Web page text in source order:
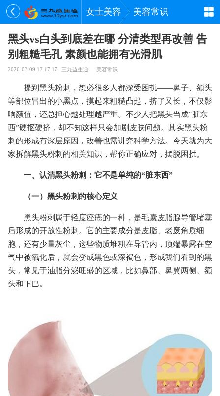
女士美容 美容常识
黑头vs白头到底差在哪 分清类型再改善 告
别粗糙毛孔 素颜也能拥有光滑肌
2026-03-09 17:17:17 三九益生通 美容常识
提到黑头粉刺，想必很多人都深受困扰——鼻子、额头
等部位冒出的小黑点，摸起来粗糙凸起，挤了又长，不仅影
响颜值，还总担心越处理越严重。不少人把黑头当成“脏东
西”硬抠硬挤，却不知这样只会加剧皮肤问题。其实黑头粉
刺的形成有深层原因，改善也需讲究科学方法。今天就为大
家拆解黑头粉刺的相关知识，帮你正确应对，摆脱困扰。
一、认清黑头粉刺：它不是单纯的“脏东西”
（一）黑头粉刺的核心定义
黑头粉刺属于轻度痤疮的一种，是毛囊皮脂腺导管堵塞
后形成的开放性粉刺。它的主要成分是皮脂、老废角质细
胞，还有少量灰尘，这些物质堆积在导管内，顶端暴露在空
气中被氧化后，就会变成黑色或深褐色，形成我们看到的黑
头，常见于油脂分泌旺盛的区域，比如鼻部、鼻翼两侧、额
头和下巴。